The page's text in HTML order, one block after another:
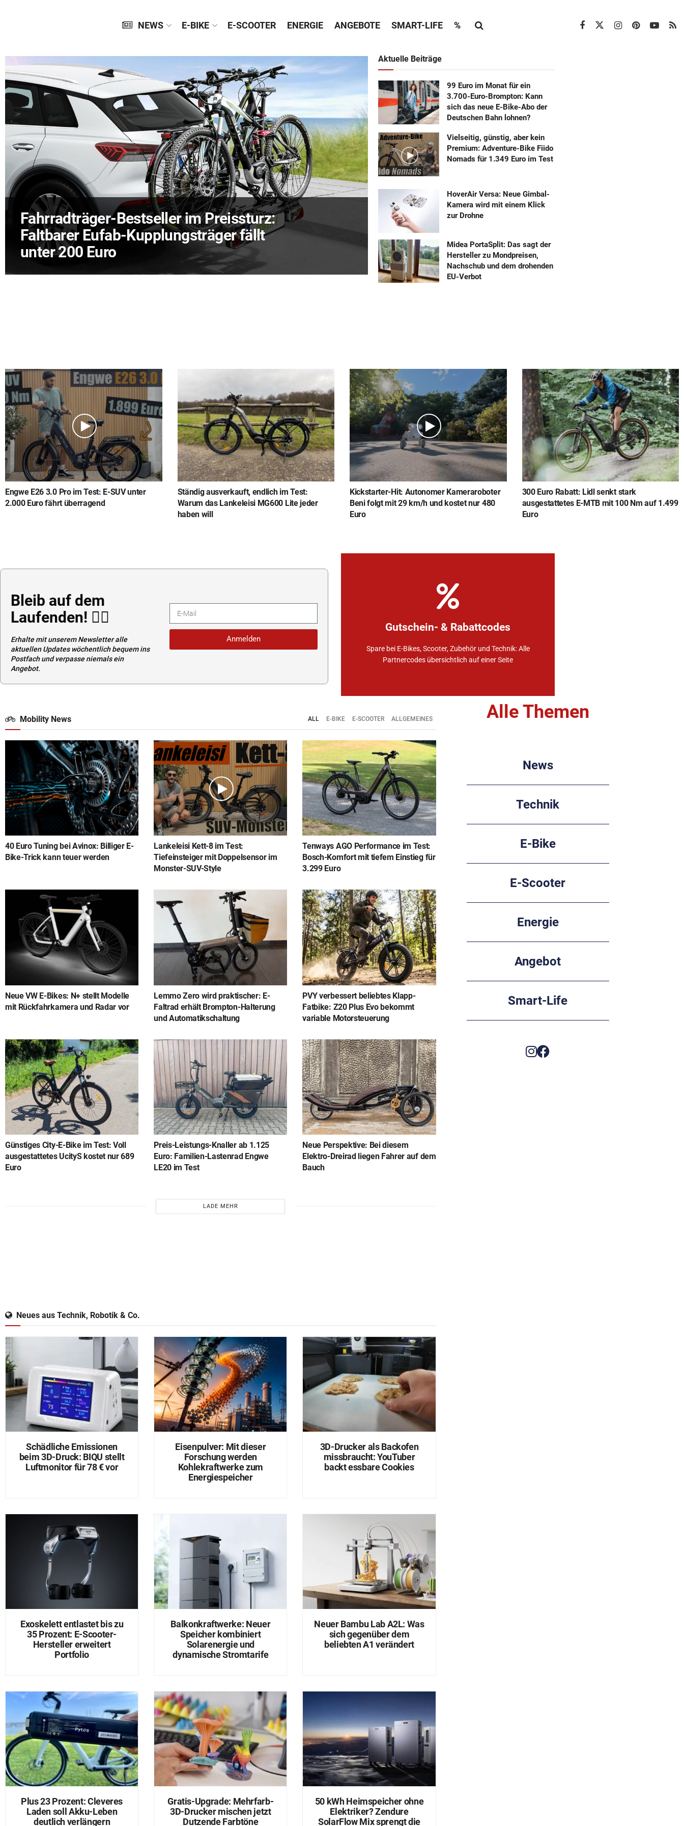
NEWS E-BIKE E-SCOOTER ENERGIE ANGEBOTE SMART-LIFE %
Fahrradträger-Bestseller im Preissturz:
Faltbarer Eufab-Kupplungsträger fällt
unter 200 Euro
Aktuelle Beiträge
99 Euro im Monat für ein
3.700-Euro-Brompton: Kann
sich das neue E-Bike-Abo der
Deutschen Bahn lohnen?
Vielseitig, günstig, aber kein
Premium: Adventure-Bike Fiido
Nomads für 1.349 Euro im Test
HoverAir Versa: Neue Gimbal-
Kamera wird mit einem Klick
zur Drohne
Midea PortaSplit: Das sagt der
Hersteller zu Mondpreisen,
Nachschub und dem drohenden
EU-Verbot
Engwe E26 3.0 Pro im Test: E-SUV unter
2.000 Euro fährt überragend
Ständig ausverkauft, endlich im Test:
Warum das Lankeleisi MG600 Lite jeder
haben will
Kickstarter-Hit: Autonomer Kameraroboter
Beni folgt mit 29 km/h und kostet nur 480
Euro
300 Euro Rabatt: Lidl senkt stark
ausgestattetes E-MTB mit 100 Nm auf 1.499
Euro
Bleib auf dem
Laufenden! 👉🏼
Erhalte mit unserem Newsletter alle
aktuellen Updates wöchentlich bequem ins
Postfach und verpasse niemals ein
Angebot.
Anmelden
Gutschein- & Rabattcodes
Spare bei E-Bikes, Scooter, Zubehör und Technik: Alle
Partnercodes übersichtlich auf einer Seite
Couponcodes unserer Partner
Partner. Jetzt Gutscheincodes entdecken 👉🏼
Mobility News ALL E-BIKE E-SCOOTER ALLGEMEINES
40 Euro Tuning bei Avinox: Billiger E-
Bike-Trick kann teuer werden
Lankeleisi Kett-8 im Test:
Tiefeinsteiger mit Doppelsensor im
Monster-SUV-Style
Tenways AGO Performance im Test:
Bosch-Komfort mit tiefem Einstieg für
3.299 Euro
Neue VW E-Bikes: N+ stellt Modelle
mit Rückfahrkamera und Radar vor
Lemmo Zero wird praktischer: E-
Faltrad erhält Brompton-Halterung
und Automatikschaltung
PVY verbessert beliebtes Klapp-
Fatbike: Z20 Plus Evo bekommt
variable Motorsteuerung
Günstiges City-E-Bike im Test: Voll
ausgestattetes UcityS kostet nur 689
Euro
Preis-Leistungs-Knaller ab 1.125
Euro: Familien-Lastenrad Engwe
LE20 im Test
Neue Perspektive: Bei diesem
Elektro-Dreirad liegen Fahrer auf dem
Bauch
LADE MEHR
Neues aus Technik, Robotik & Co.
Schädliche Emissionen
beim 3D-Druck: BIQU stellt
Luftmonitor für 78 € vor
Eisenpulver: Mit dieser
Forschung werden
Kohlekraftwerke zum
Energiespeicher
3D-Drucker als Backofen
missbraucht: YouTuber
backt essbare Cookies
Exoskelett entlastet bis zu
35 Prozent: E-Scooter-
Hersteller erweitert
Portfolio
Balkonkraftwerke: Neuer
Speicher kombiniert
Solarenergie und
dynamische Stromtarife
Neuer Bambu Lab A2L: Was
sich gegenüber dem
beliebten A1 verändert
Plus 23 Prozent: Cleveres
Laden soll Akku-Leben
deutlich verlängern
Gratis-Upgrade: Mehrfarb-
3D-Drucker mischen jetzt
Dutzende Farbtöne
50 kWh Heimspeicher ohne
Elektriker? Zendure
SolarFlow Mix sprengt die
Alle Themen
News
Technik
E-Bike
E-Scooter
Energie
Angebot
Smart-Life